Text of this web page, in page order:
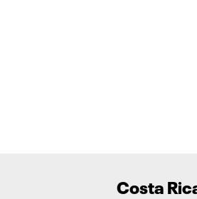
Costa